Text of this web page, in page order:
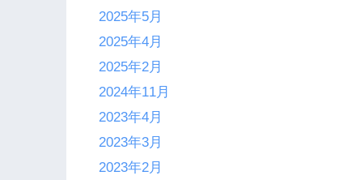
2025年5月
2025年4月
2025年2月
2024年11月
2023年4月
2023年3月
2023年2月